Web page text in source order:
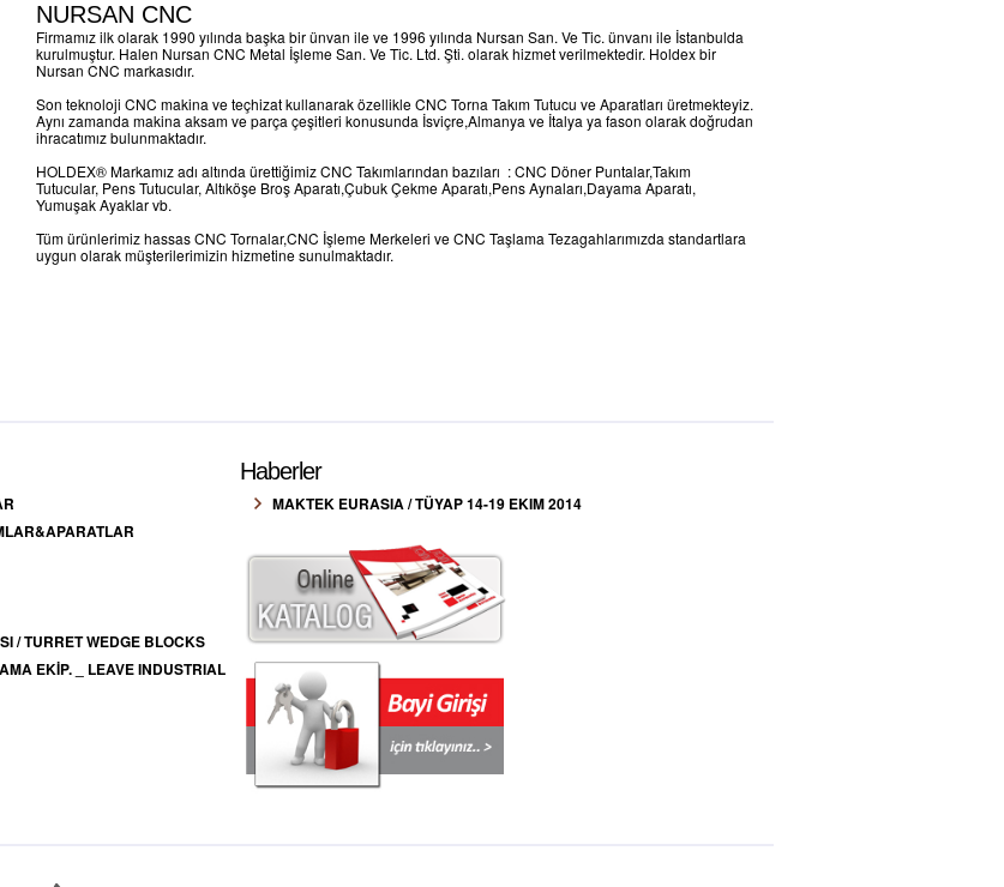
NURSAN CNC
Firmamız ilk olarak 1990 yılında başka bir ünvan ile ve 1996 yılında Nursan San. Ve Tic. ünvanı ile İstanbulda
kurulmuştur. Halen Nursan CNC Metal İşleme San. Ve Tic. Ltd. Şti. olarak hizmet verilmektedir. Holdex bir
Nursan CNC markasıdır.
Son teknoloji CNC makina ve teçhizat kullanarak özellikle CNC Torna Takım Tutucu ve Aparatları üretmekteyiz.
Aynı zamanda makina aksam ve parça çeşitleri konusunda İsviçre,Almanya ve İtalya ya fason olarak doğrudan
ihracatımız bulunmaktadır.
HOLDEX® Markamız adı altında ürettiğimiz CNC Takımlarından bazıları : CNC Döner Puntalar,Takım
Tutucular, Pens Tutucular, Altıköşe Broş Aparatı,Çubuk Çekme Aparatı,Pens Aynaları,Dayama Aparatı,
Yumuşak Ayaklar vb.
Tüm ürünlerimiz hassas CNC Tornalar,CNC İşleme Merkeleri ve CNC Taşlama Tezagahlarımızda standartlara
uygun olarak müşterilerimizin hizmetine sunulmaktadır.
/ TURRET WEDGE BLOCKS
EKİP. _ LEAVE INDUSTRIAL
Haberler
MAKTEK EURASIA / TÜYAP 14-19 EKIM 2014